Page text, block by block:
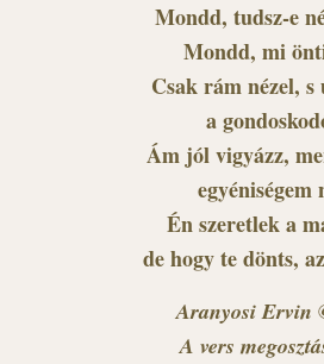
Mondd, tudsz-e
Mondd, mi
Csak rám nézel,
a
Ám jól vigyázz,
egyéniségem
Én szeretlek a
de hogy te dönts,
Aranyosi Ervin
A vers